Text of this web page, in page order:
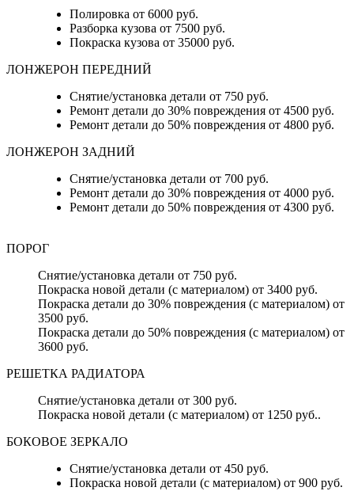
Полировка от 6000 руб.
Разборка кузова от 7500 руб.
Покраска кузова от 35000 руб.
ЛОНЖЕРОН ПЕРЕДНИЙ
Снятие/установка детали от 750 руб.
Ремонт детали до 30% повреждения от 4500 руб.
Ремонт детали до 50% повреждения от 4800 руб.
ЛОНЖЕРОН ЗАДНИЙ
Снятие/установка детали от 700 руб.
Ремонт детали до 30% повреждения от 4000 руб.
Ремонт детали до 50% повреждения от 4300 руб.
ПОРОГ
Снятие/установка детали от 750 руб.
Покраска новой детали (с материалом) от 3400 руб.
Покраска детали до 30% повреждения (с материалом) от
3500 руб.
Покраска детали до 50% повреждения (с материалом) от
3600 руб.
РЕШЕТКА РАДИАТОРА
Снятие/установка детали от 300 руб.
Покраска новой детали (с материалом) от 1250 руб..
БОКОВОЕ ЗЕРКАЛО
Снятие/установка детали от 450 руб.
Покраска новой детали (с материалом) от 900 руб.